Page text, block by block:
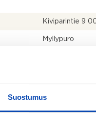
Suostumus
Kiviparintie 9
Myllypuro
51,5 m